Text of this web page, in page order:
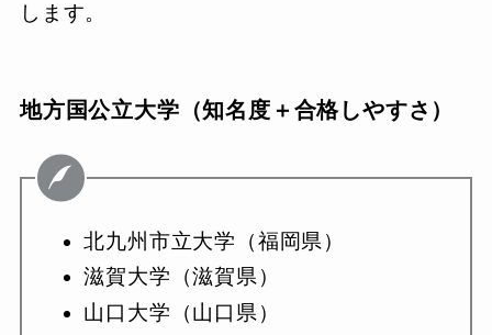
します。
地方国公立大学（知名度＋合格しやすさ）
北九州市立大学（福岡県）
滋賀大学（滋賀県）
山口大学（山口県）